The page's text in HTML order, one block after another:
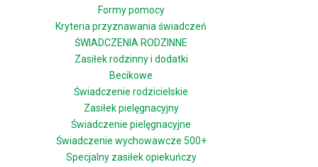
Formy pomocy
Kryteria przyznawania świadczeń
ŚWIADCZENIA RODZINNE
Zasiłek rodzinny i dodatki
Becikowe
Świadczenie rodzicielskie
Zasiłek pielęgnacyjny
Świadczenie pielęgnacyjne
Świadczenie wychowawcze 500+
Specjalny zasiłek opiekuńczy